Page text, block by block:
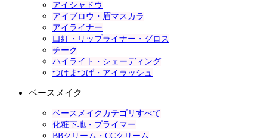
アイシャドウ
アイブロウ・眉マスカラ
アイライナー
口紅・リップライナー・グロス
チーク
ハイライト・シェーディング
つけまつげ・アイラッシュ
ベースメイク
ベースメイクカテゴリすべて
化粧下地・プライマー
BBクリーム・CCクリーム